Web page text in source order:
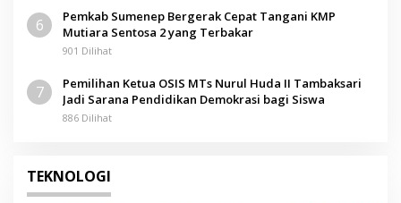
6
Pemkab Sumenep Bergerak Cepat Tangani KMP
Mutiara Sentosa 2 yang Terbakar
901 Dilihat
7
Pemilihan Ketua OSIS MTs Nurul Huda II Tambaksari
Jadi Sarana Pendidikan Demokrasi bagi Siswa
886 Dilihat
TEKNOLOGI